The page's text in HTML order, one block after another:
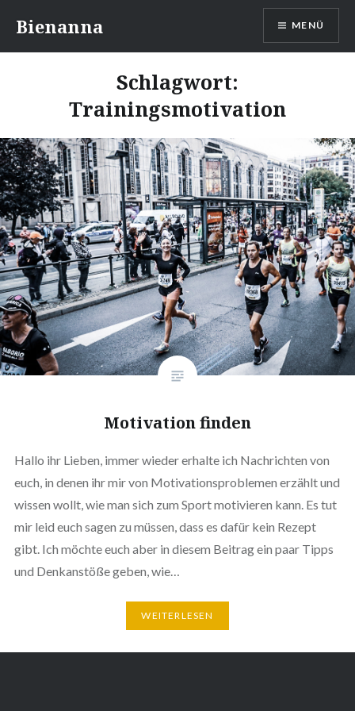
zum
Inhalt
Bienanna MENÜ
Schlagwort:
Trainingsmotivation
Motivation finden
Hallo ihr Lieben, immer wieder erhalte ich Nachrichten von
euch, in denen ihr mir von Motivationsproblemen erzählt und
wissen wollt, wie man sich zum Sport motivieren kann. Es tut
mir leid euch sagen zu müssen, dass es dafür kein Rezept
gibt. Ich möchte euch aber in diesem Beitrag ein paar Tipps
und Denkanstöße geben, wie…
WEITERLESEN